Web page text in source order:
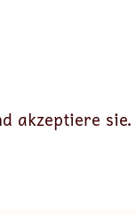
akzeptiere sie.